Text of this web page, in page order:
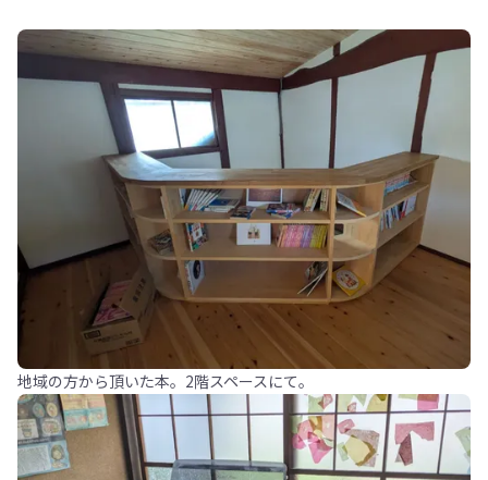
地域の方から頂いた本。2階スペースにて。